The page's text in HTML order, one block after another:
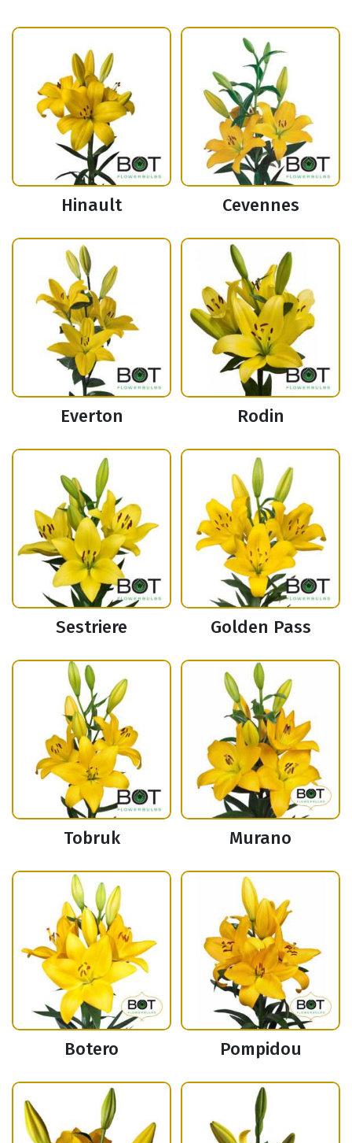
Hinault Cevennes
Everton Rodin
Sestriere Golden Pass
Tobruk Murano
Botero Pompidou